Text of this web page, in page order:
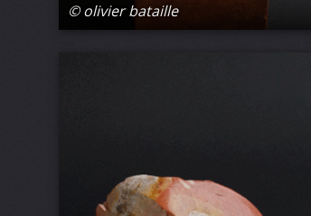
© olivier bataille